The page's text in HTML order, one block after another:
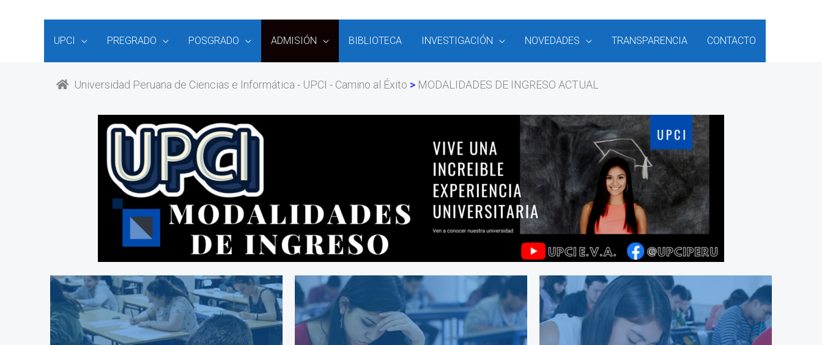
UPCI PREGRADO POSGRADO ADMISIÓN BIBLIOTECA INVESTIGACIÓN NOVEDADES TRANSPARENCIA CONTACTO
Universidad Peruana de Ciencias e Informática - UPCI - Camino al Éxito MODALIDADES DE INGRESO ACTUAL